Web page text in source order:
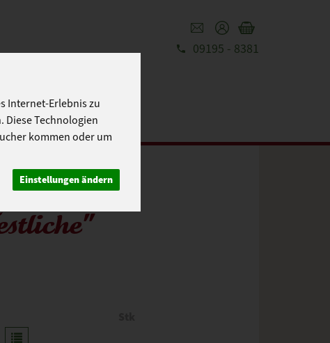
Internet-Erlebnis zu
Diese Technologien
kommen oder um
Einstellungen ändern
09195 - 8381